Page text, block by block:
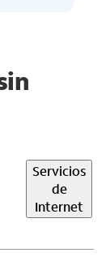
Servicios
de
Internet